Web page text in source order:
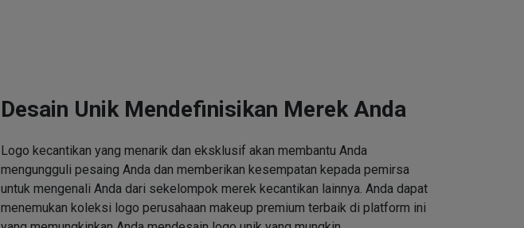
Desain Unik Mendefinisikan Merek Anda
Logo kecantikan yang menarik dan eksklusif akan membantu Anda
mengungguli pesaing Anda dan memberikan kesempatan kepada pemirsa
untuk mengenali Anda dari sekelompok merek kecantikan lainnya. Anda dapat
menemukan koleksi logo perusahaan makeup premium terbaik di platform ini